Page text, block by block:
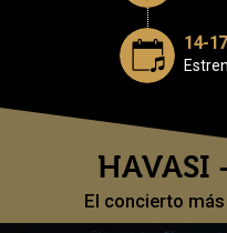
14-
HAVASI
El concierto